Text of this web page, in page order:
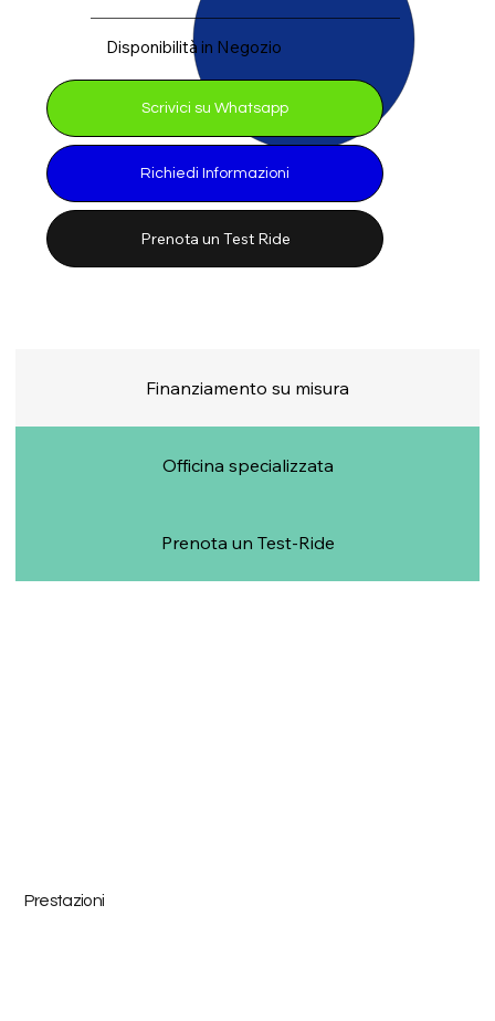
Disponibilità in Negozio
Scrivici su Whatsapp
Richiedi Informazioni
Prenota un Test Ride
Finanziamento su misura
Officina specializzata
Prenota un Test-Ride
Prestazioni